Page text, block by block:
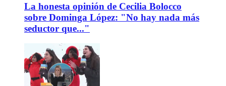
La honesta opinión de Cecilia Bolocco
sobre Dominga López: "No hay nada más
seductor que..."